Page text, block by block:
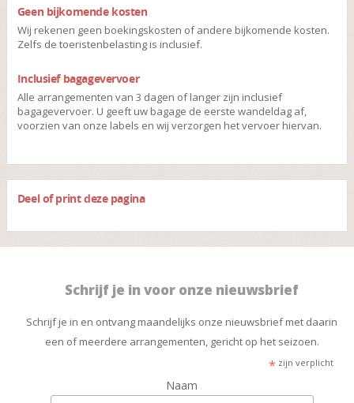
Geen bijkomende kosten
Wij rekenen geen boekingskosten of andere bijkomende kosten.
Zelfs de toeristenbelasting is inclusief.
Inclusief bagagevervoer
Alle arrangementen van 3 dagen of langer zijn inclusief
bagagevervoer. U geeft uw bagage de eerste wandeldag af,
voorzien van onze labels en wij verzorgen het vervoer hiervan.
Deel of print deze pagina
Schrijf je in voor onze nieuwsbrief
Schrijf je in en ontvang maandelijks onze nieuwsbrief met daarin
een of meerdere arrangementen, gericht op het seizoen.
* zijn verplicht
Naam